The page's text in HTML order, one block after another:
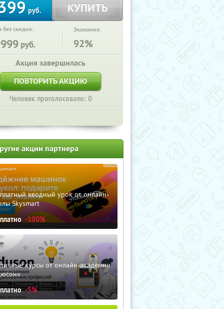
руб. КУПИТЬ
без скидки:
руб.
Экономия:
92%
Акция завершилась
ПОВТОРИТЬ АКЦИЮ
Человек проголосовало: 0
акции партнера
вводный урок от онлайн-
Skysmart
-100%
курсы от онлайн-академии
-5%